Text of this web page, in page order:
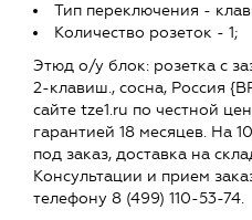
Тип переключения -
Количество розеток - 1;
Этюд о/у блок: розетка с
2-клавиш., сосна, Россия
сайте tze1.ru по честной
гарантией 18 месяцев. На
под заказ, доставка на
Консультации и прием
телефону 8 (499) 110-53-74.